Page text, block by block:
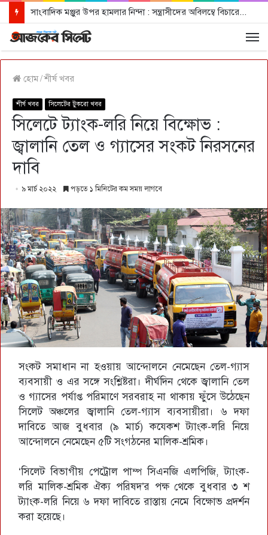
সাংবাদিক মঞ্জুর উপর হামলার নিন্দা : সন্ত্রাসীদের অবিলম্বে বিচারের আওতায় আনার দাবী
হোম/শীর্ষ খবর
শীর্ষ খবর সিলেটের টুকরো খবর
সিলেটে ট্যাংক-লরি নিয়ে বিক্ষোভ :
জ্বালানি তেল ও গ্যাসের সংকট নিরসনের
দাবি
৯ মার্চ ২০২২ পড়তে ১ মিনিটের কম সময় লাগবে
সংকট সমাধান না হওয়ায় আন্দোলনে নেমেছেন তেল-গ্যাস
ব্যবসায়ী ও এর সঙ্গে সংশ্লিষ্টরা। দীর্ঘদিন থেকে জ্বালানি তেল
ও গ্যাসের পর্যাপ্ত পরিমাণে সরবরাহ না থাকায় ফুঁসে উঠেছেন
সিলেট অঞ্চলের জ্বালানি তেল-গ্যাস ব্যবসায়ীরা। ৬ দফা
দাবিতে আজ বুধবার (৯ মার্চ) কযেকশ ট্যাংক-লরি নিয়ে
আন্দোলনে নেমেছেন ৫টি সংগঠনের মালিক-শ্রমিক।
‘সিলেট বিভাগীয় পেট্রোল পাম্প সিএনজি এলপিজি, ট্যাংক-
লরি মালিক-শ্রমিক ঐক্য পরিষদ’র পক্ষ থেকে বুধবার ৩ শ
ট্যাংক-লরি নিয়ে ৬ দফা দাবিতে রাস্তায় নেমে বিক্ষোভ প্রদর্শন
করা হয়েছে।